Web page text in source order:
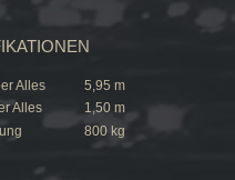
Alles
5,95 m
Alles
1,50 m
800 kg